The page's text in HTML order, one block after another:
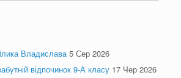
Владислава 5 Сер 2026
відпочинок 9-А класу 17 Чер 2026